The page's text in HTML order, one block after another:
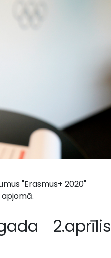
"Erasmus+ 2020"
2.aprīlis